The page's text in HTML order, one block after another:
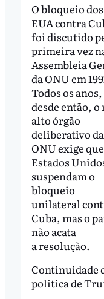
O bloqueio dos
EUA contra
foi discutido
primeira vez
Assembleia
da ONU em
Todos os anos,
desde então, o
alto órgão
deliberativo da
ONU exige
Estados
suspendam o
bloqueio
unilateral
Cuba, mas o
não acata
a resolução.
Continuidade
política de